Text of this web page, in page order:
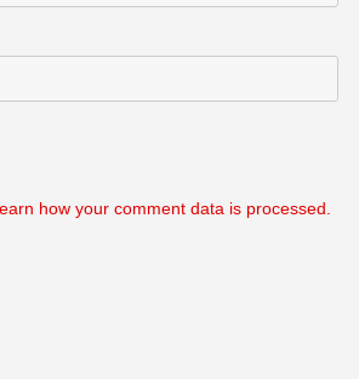
how your comment data is processed.